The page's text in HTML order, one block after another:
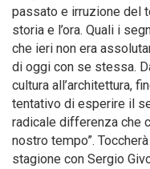
passato e irruzione del
storia e l’ora. Quali i
che ieri non era
di oggi con se stessa.
cultura all’architettura,
tentativo di esperire il
radicale differenza che
nostro tempo”.
stagione con Sergio